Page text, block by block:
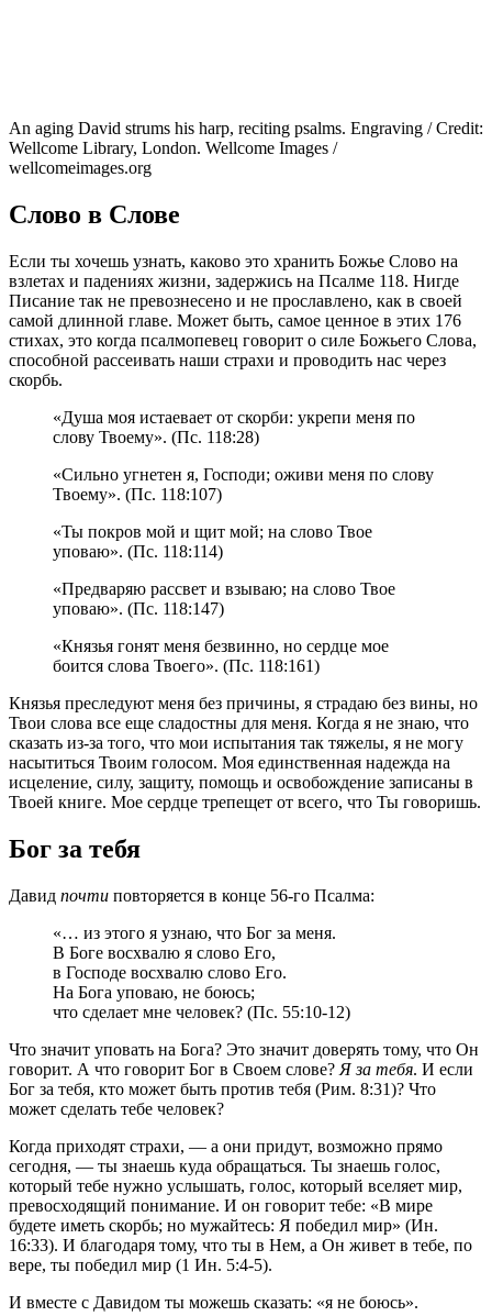
An aging David strums his harp, reciting psalms. Engraving / Credit:
Wellcome Library, London. Wellcome Images /
wellcomeimages.org
Слово в Слове
Если ты хочешь узнать, каково это хранить Божье Слово на
взлетах и падениях жизни, задержись на Псалме 118. Нигде
Писание так не превознесено и не прославлено, как в своей
самой длинной главе. Может быть, самое ценное в этих 176
стихах, это когда псалмопевец говорит о силе Божьего Слова,
способной рассеивать наши страхи и проводить нас через
скорбь.
«Душа моя истаевает от скорби: укрепи меня по
слову Твоему». (Пс. 118:28)
«Сильно угнетен я, Господи; оживи меня по слову
Твоему». (Пс. 118:107)
«Ты покров мой и щит мой; на слово Твое
уповаю». (Пс. 118:114)
«Предваряю рассвет и взываю; на слово Твое
уповаю». (Пс. 118:147)
«Князья гонят меня безвинно, но сердце мое
боится слова Твоего». (Пс. 118:161)
Князья преследуют меня без причины, я страдаю без вины, но
Твои слова все еще сладостны для меня. Когда я не знаю, что
сказать из-за того, что мои испытания так тяжелы, я не могу
насытиться Твоим голосом. Моя единственная надежда на
исцеление, силу, защиту, помощь и освобождение записаны в
Твоей книге. Мое сердце трепещет от всего, что Ты говоришь.
Бог за тебя
Давид почти повторяется в конце 56-го Псалма:
«… из этого я узнаю, что Бог за меня.
В Боге восхвалю я слово Его,
в Господе восхвалю слово Его.
На Бога уповаю, не боюсь;
что сделает мне человек? (Пс. 55:10-12)
Что значит уповать на Бога? Это значит доверять тому, что Он
говорит. А что говорит Бог в Своем слове? Я за тебя. И если
Бог за тебя, кто может быть против тебя (Рим. 8:31)? Что
может сделать тебе человек?
Когда приходят страхи, — а они придут, возможно прямо
сегодня, — ты знаешь куда обращаться. Ты знаешь голос,
который тебе нужно услышать, голос, который вселяет мир,
превосходящий понимание. И он говорит тебе: «В мире
будете иметь скорбь; но мужайтесь: Я победил мир» (Ин.
16:33). И благодаря тому, что ты в Нем, а Он живет в тебе, по
вере, ты победил мир (1 Ин. 5:4-5).
И вместе с Давидом ты можешь сказать: «я не боюсь».